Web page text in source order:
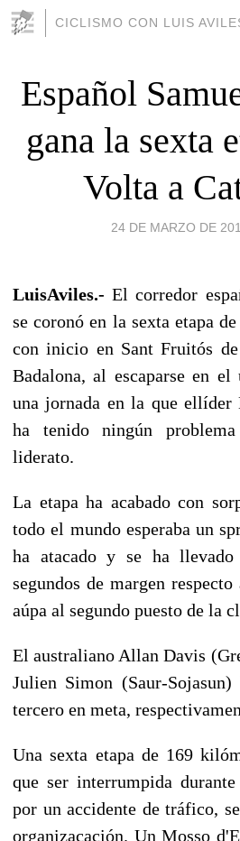
CICLISMO CON LUIS
Español
gana la sexta
Volta a
24 DE MARZO DE
LuisAviles.-El corredor
se coronó en la sexta etapa
con inicio en Sant Fruitós
Badalona, al escaparse en
una jornada en la que ellíder
ha tenido ningún
liderato.
La etapa ha acabado con
todo el mundo esperaba un
ha atacadoy se ha llevado
segundos de margen
aúpa al segundo puesto de la
El australiano Allan Davis
Julien Simon (Saur-
tercero en meta,
Una sexta etapa de 169
que ser interrumpida
por un accidente de tráfico,
organizacación. Un Mosso